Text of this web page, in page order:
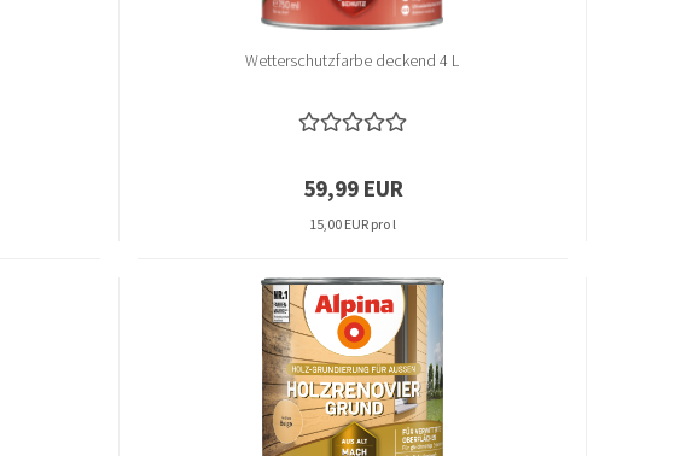
Wetterschutzfarbe deckend 4 L
59,99 EUR
15,00 EUR pro l